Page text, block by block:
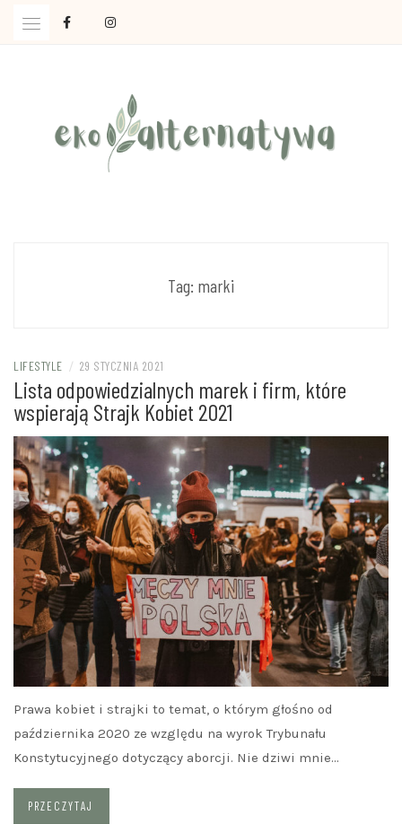
Tag: marki
LIFESTYLE / 29 STYCZNIA 2021
Lista odpowiedzialnych marek i firm, które
wspierają Strajk Kobiet 2021
Prawa kobiet i strajki to temat, o którym głośno od
października 2020 ze względu na wyrok Trybunału
Konstytucyjnego dotyczący aborcji. Nie dziwi mnie…
PRZECZYTAJ